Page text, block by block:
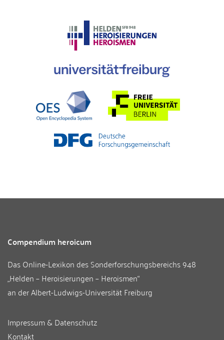
Compendium heroicum
Das Online-Lexikon desSonderforschungsbereichs 948
„Helden – Heroisierungen – Heroismen“
an derAlbert-Ludwigs-Universität Freiburg
Impressum & Datenschutz
Kontakt